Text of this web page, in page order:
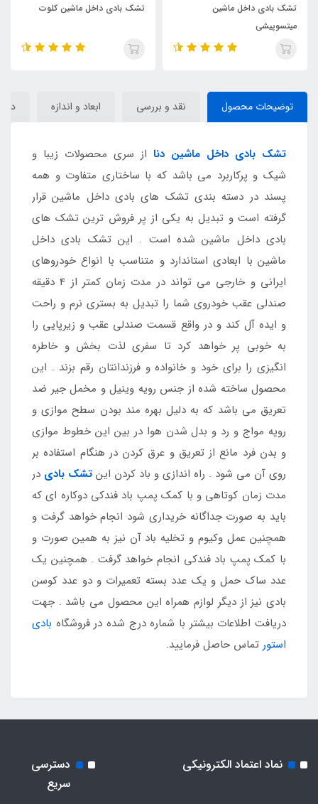
تشک بادی داخل ماشین کلوت
تشک بادی داخل ماشین ix55
توضیحات محصول نقد و بررسی ابعاد و اندازه
تشک بادی داخل ماشین دنا از سری محصولات زیبا و
شیک و پرکاربرد می باشد که با ساختاری متفاوت و همه
پسند در دسته بندی تشک های بادی داخل ماشین قرار
گرفته است و تبدیل به یکی از پر فروش ترین تشک های
بادی داخل ماشین شده است . این تشک بادی داخل
ماشین با ابعادی استاندارد و متناسب با انواع خودروهای
ایرانی و خارجی می تواند در مدت زمان کمتر از 4 دقیقه
صندلی عقب خودروی شما را تبدیل به بستری نرم و راحت
و ایده آل کند و در واقع قسمت صندلی عقب و زیرپایی را
به خوبی پر خواهد کرد تا سفری لذت بخش و خاطره
انگیزی را برای خود و خانواده و فرزندانتان رقم بزند . این
محصول ساخته شده از جنس رویه وینیل و مخمل جیر ضد
تعریق می باشد که به دلیل بهره مند بودن سطح موازی و
رویه مواج و رد و بدل شدن هوا در بین این خطوط موازی
و بدن فرد مانع از تعریق و عرق کردن در هنگام استفاده بر
روی آن می شود . راه اندازی و باد کردن این تشک بادی در
مدت زمان کوتاهی و با کمک پمپ باد فندکی دوکاره ای که
باید به صورت جداگانه خریداری شود انجام خواهد گرفت و
همچنین عمل وکیوم و تخلیه باد آن نیز به همین صورت و
با کمک پمپ باد فندکی انجام خواهد گرفت . همچنین یک
عدد ساک حمل و یک عدد بسته تعمیرات و دو عدد کوسن
بادی نیز از دیگر لوازم همراه این محصول می باشد . جهت
دریافت اطلاعات بیشتر با شماره درج شده در فروشگاه بادی
استور تماس حاصل فرمایید.
نماد اعتماد الکترونیکی
دسترسی
سریع